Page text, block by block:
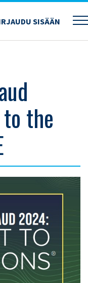
SISÄÄN
TO THE NATIONS®, ACFE
the